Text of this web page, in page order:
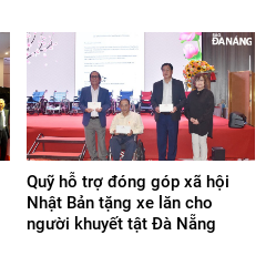
Quỹ hỗ trợ đóng góp xã hội
Nhật Bản tặng xe lăn cho
người khuyết tật Đà Nẵng